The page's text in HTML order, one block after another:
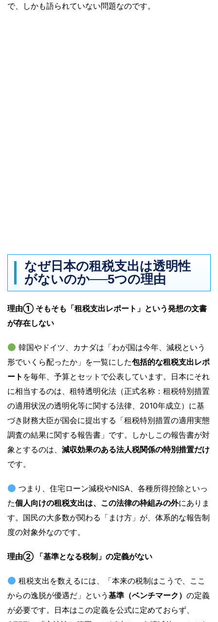
で、しかも語られていない問題なのです。
なぜ日本の租税支出は透明性
がないのか──5つの理由
理由① そもそも「租税支出レポート」という発想の文書
が存在しない
韓国やドイツ、カナダは「わが国は今年、減税という
形でいくら配ったか」を一覧にした包括的な租税支出レポ
ート を毎年、予算とセットで公表しています。日本にそれ
に相当するのは、租特透明化法（正式名称：租税特別措置
の適用状況の透明化等に関する法律、2010年成立）に基
づき財務大臣が国会に提出する「租税特別措置の適用実態
調査の結果に関する報告書」です。しかしこの報告書が対
象とするのは、 減収効果のある法人税関係の特別措置だけ
です。
つまり、住宅ローン減税やNISA、各種所得控除といっ
た個人向けの租税支出は、この法律の枠組みの外にありま
す。国民の大多数が関わる「まけ方」が、体系的な報告制
度の対象外なのです。
理由② 「基準となる税制」の定義がない
租税支出を数えるには、「本来の税制はこうで、ここ
からの逸脱が優遇だ」という 基準（ベンチマーク） の定義
が必要です。日本はこの定義を公式に定めておらず、